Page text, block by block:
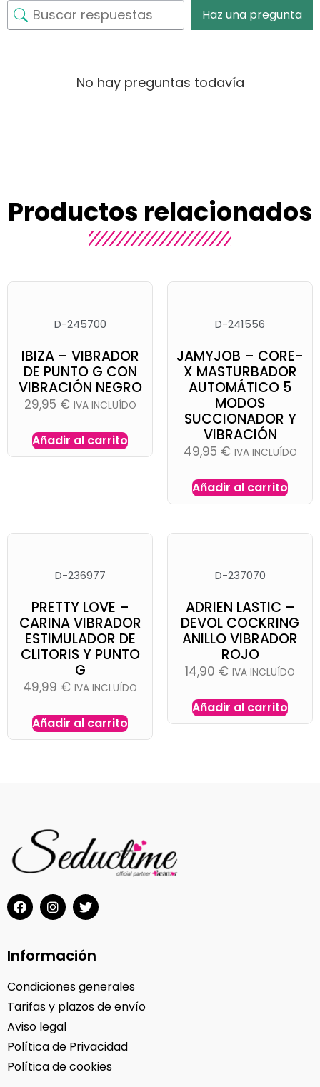
Haz una pregunta
No hay preguntas todavía
Productos relacionados
D-245700
IBIZA – VIBRADOR
DE PUNTO G CON
VIBRACIÓN NEGRO
29,95 € IVA INCLUÍDO
Añadir al carrito
D-241556
JAMYJOB – CORE-
X MASTURBADOR
AUTOMÁTICO 5
MODOS
SUCCIONADOR Y
VIBRACIÓN
49,95 € IVA INCLUÍDO
Añadir al carrito
D-236977
PRETTY LOVE –
CARINA VIBRADOR
ESTIMULADOR DE
CLITORIS Y PUNTO
G
49,99 € IVA INCLUÍDO
Añadir al carrito
D-237070
ADRIEN LASTIC –
DEVOL COCKRING
ANILLO VIBRADOR
ROJO
14,90 € IVA INCLUÍDO
Añadir al carrito
Información
Condiciones generales
Tarifas y plazos de envío
Aviso legal
Política de Privacidad
Política de cookies